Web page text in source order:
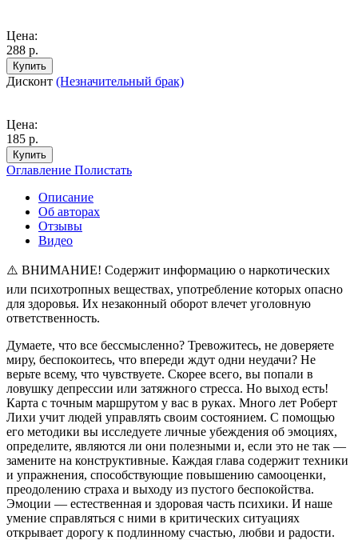
Цена:
288 р.
Купить
Дисконт (Незначительный брак)
Цена:
185 р.
Купить
Оглавление Полистать
Описание
Об авторах
Отзывы
Видео
⚠️ ВНИМАНИЕ! Содержит информацию о наркотических
или психотропных веществах, употребление которых опасно
для здоровья. Их незаконный оборот влечет уголовную
ответственность.
Думаете, что все бессмысленно? Тревожитесь, не доверяете
миру, беспокоитесь, что впереди ждут одни неудачи? Не
верьте всему, что чувствуете. Скорее всего, вы попали в
ловушку депрессии или затяжного стресса. Но выход есть!
Карта с точным маршрутом у вас в руках. Много лет Роберт
Лихи учит людей управлять своим состоянием. С помощью
его методики вы исследуете личные убеждения об эмоциях,
определите, являются ли они полезными и, если это не так —
замените на конструктивные. Каждая глава содержит техники
и упражнения, способствующие повышению самооценки,
преодолению страха и выходу из пустого беспокойства.
Эмоции — естественная и здоровая часть психики. И наше
умение справляться с ними в критических ситуациях
открывает дорогу к подлинному счастью, любви и радости.